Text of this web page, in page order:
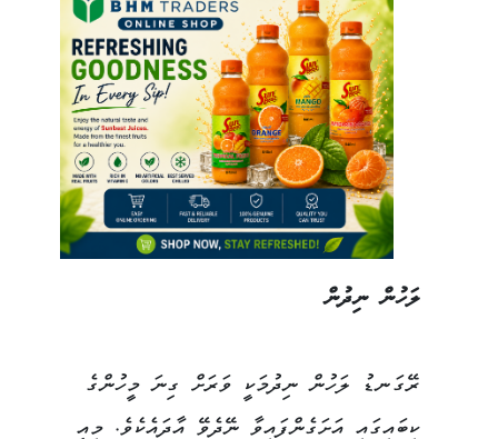
ލަހުން ނިދުން
ރޭގަނޑު ލަހުން ނިދުމަކީ ވަރަށް ގިނަ މީހުންގެ
ކިބައިގައި އަށަގެންފައިވާ ނޭދެވޭ އާދައެކެވެ. މިއީ